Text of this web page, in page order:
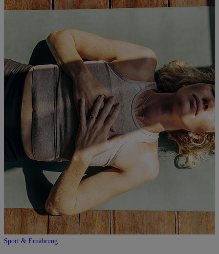
Sport & Ernährung